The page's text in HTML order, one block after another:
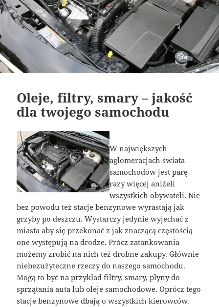
Oleje, filtry, smary – jakość
dla twojego samochodu
W największych
aglomeracjach świata
samochodów jest parę
razy więcej aniżeli
wszystkich obywateli. Nie
bez powodu też stacje benzynowe wyrastają jak
grzyby po deszczu. Wystarczy jedynie wyjechać z
miasta aby się przekonać z jak znaczącą częstością
one występują na drodze. Prócz zatankowania
możemy zrobić na nich też drobne zakupy. Głównie
niebezużyteczne rzeczy do naszego samochodu.
Mogą to być na przykład filtry, smary, płyny do
sprzątania auta lub oleje samochodowe. Oprócz tego
stacje benzynowe dbają o wszystkich kierowców.